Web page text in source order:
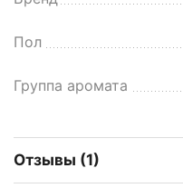
Пол
Группа аромата
Отзывы (1)